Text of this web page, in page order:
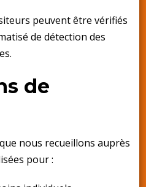
peuvent être vérifiés
de détection des
de
nous recueillons auprès
pour :